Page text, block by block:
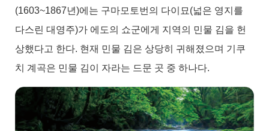
(1603~1867년)에는 구마모토번의 다이묘(넓은 영지를
다스린 대영주)가 에도의 쇼군에게 지역의 민물 김을 헌
상했다고 한다. 현재 민물 김은 상당히 귀해졌으며 기쿠
치 계곡은 민물 김이 자라는 드문 곳 중 하나다.